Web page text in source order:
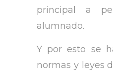
principal a
alumnado.
Y por esto se
normas y leyes